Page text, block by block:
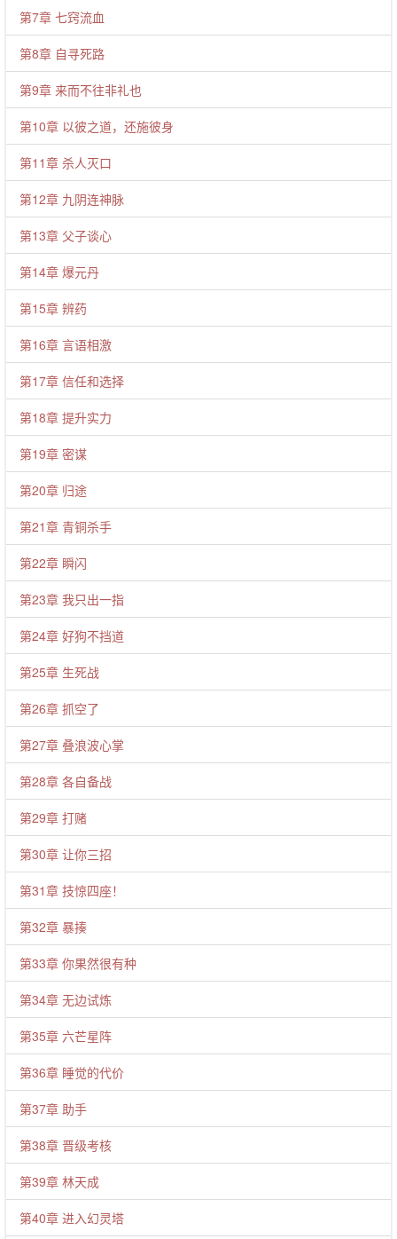
第7章 七窍流血
第8章 自寻死路
第9章 来而不往非礼也
第10章 以彼之道，还施彼身
第11章 杀人灭口
第12章 九阴连神脉
第13章 父子谈心
第14章 爆元丹
第15章 辨药
第16章 言语相激
第17章 信任和选择
第18章 提升实力
第19章 密谋
第20章 归途
第21章 青铜杀手
第22章 瞬闪
第23章 我只出一指
第24章 好狗不挡道
第25章 生死战
第26章 抓空了
第27章 叠浪波心掌
第28章 各自备战
第29章 打赌
第30章 让你三招
第31章 技惊四座！
第32章 暴揍
第33章 你果然很有种
第34章 无边试炼
第35章 六芒星阵
第36章 睡觉的代价
第37章 助手
第38章 晋级考核
第39章 林天成
第40章 进入幻灵塔